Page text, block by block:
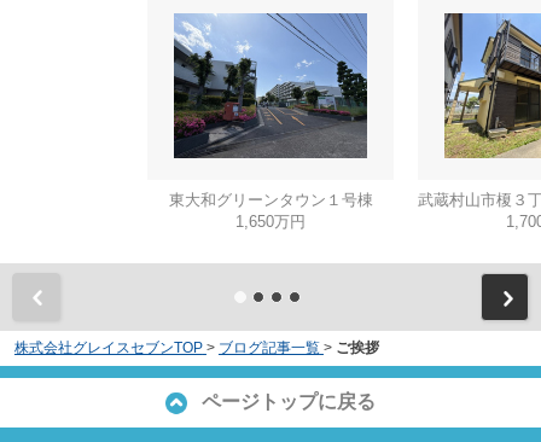
東大和グリーンタウン１号棟
1,650万円
株式会社グレイスセブンTOP > ブログ記事一覧 > ご挨拶
ページトップに戻る